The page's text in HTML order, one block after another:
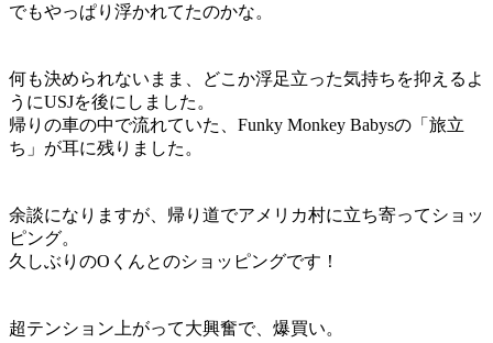
でもやっぱり浮かれてたのかな。
何も決められないまま、どこか浮足立った気持ちを抑えるよ
うにUSJを後にしました。
帰りの車の中で流れていた、Funky Monkey Babysの「旅立
ち」が耳に残りました。
余談になりますが、帰り道でアメリカ村に立ち寄ってショッ
ピング。
久しぶりのOくんとのショッピングです！
超テンション上がって大興奮で、爆買い。